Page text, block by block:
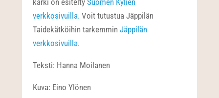
kärki on esiteltySuomen Kylien
verkkosivuilla. Voit tutustua Jäppilän
Taidekätköihin tarkemmin Jäppilän
verkkosivuilla.
Teksti: Hanna Moilanen
Kuva: Eino Ylönen